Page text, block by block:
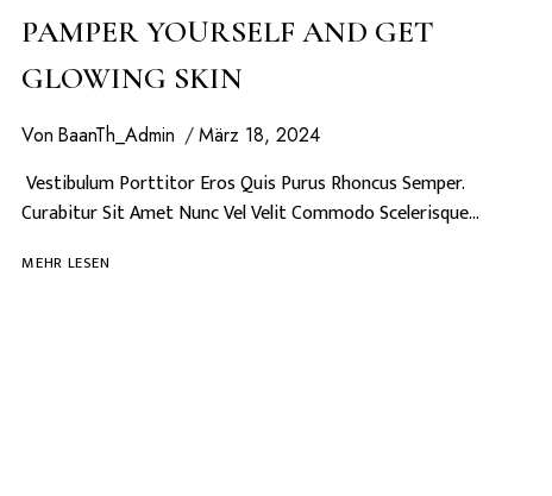
PAMPER YOURSELF AND GET
GLOWING SKIN
Von BaanTh_Admin März 18, 2024
Vestibulum Porttitor Eros Quis Purus Rhoncus Semper.
Curabitur Sit Amet Nunc Vel Velit Commodo Scelerisque…
MEHR LESEN